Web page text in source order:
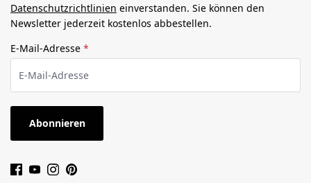
Datenschutzrichtlinien einverstanden. Sie können den
Newsletter jederzeit kostenlos abbestellen.
E-Mail-Adresse *
Abonnieren